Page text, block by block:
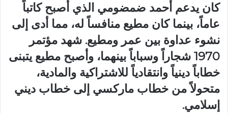
كان يدعم أحمد ضمضومي الذي أصبح كاتباً
عاماً، بينما كان مطيع منافساً له، مما أدى إلى
نشوء عداوة بين عمر ومطيع. شهد مؤتمر
1970 شجاراً وسباباً بينهما، وأصبح مطيع يتبنى
خطاباً دينياً وانتقادياً للاشتراكية والمادية،
متحولاً من خطاب ماركسي إلى خطاب ديني
إسلامي.